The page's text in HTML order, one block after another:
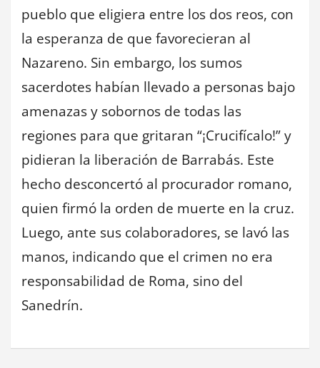
pueblo que eligiera entre los dos reos, con
la esperanza de que favorecieran al
Nazareno. Sin embargo, los sumos
sacerdotes habían llevado a personas bajo
amenazas y sobornos de todas las
regiones para que gritaran “¡Crucifícalo!” y
pidieran la liberación de Barrabás. Este
hecho desconcertó al procurador romano,
quien firmó la orden de muerte en la cruz.
Luego, ante sus colaboradores, se lavó las
manos, indicando que el crimen no era
responsabilidad de Roma, sino del
Sanedrín.